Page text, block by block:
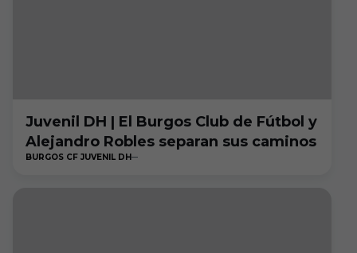
Juvenil DH | El Burgos Club de Fútbol y
Alejandro Robles separan sus caminos
BURGOS CF JUVENIL DH